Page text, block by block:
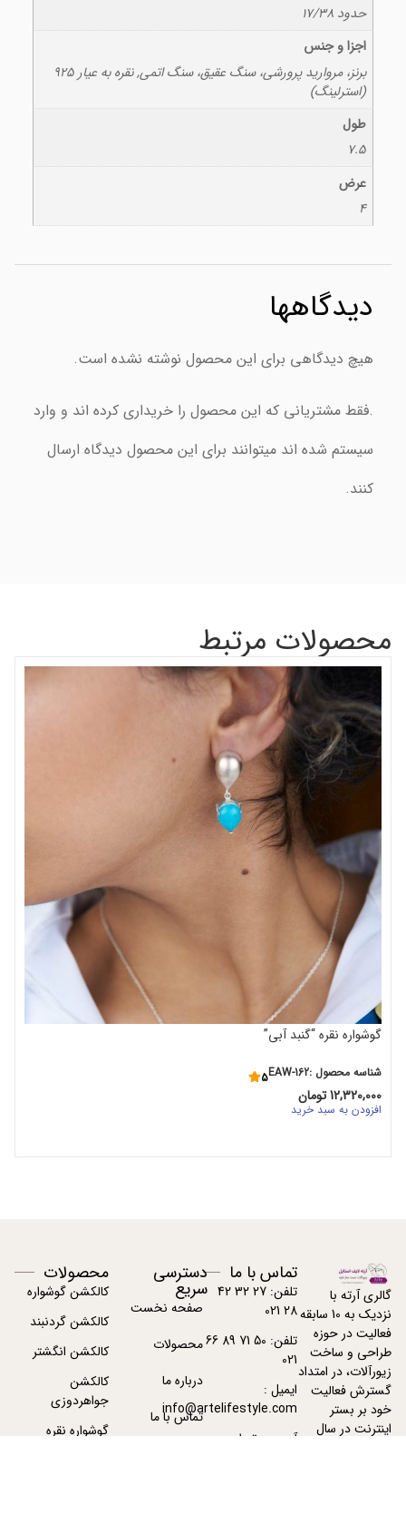
حدود 17/38
اجزا و جنس
برنز، مروارید پرورشی، سنگ عقیق، سنگ اتمی, نقره به عیار 925
(استرلینگ)
طول
7.5
عرض
4
دیدگاهها
هیچ دیدگاهی برای این محصول نوشته نشده است.
.فقط مشتریانی که این محصول را خریداری کرده اند و وارد
سیستم شده اند میتوانند برای این محصول دیدگاه ارسال
کنند.
محصولات مرتبط
گوشواره نقره “گنبد آبی”
شناسه محصول :EAW-162 5
12,320,000تومان
افزودن به سبد خرید
گالری آرته با
نزدیک به 10 سابقه
فعالیت در حوزه
طراحی و ساخت
زیورآلات، در امتداد
گسترش فعالیت
خود بر بستر
اینترنت در سال
تماس با ما
تلفن: 27 32 42
28 021
تلفن: 50 71 89 66
021
ایمیل :
info@artelifestyle.com
آدرس : تهران -
دسترسی
سریع
صفحه نخست
محصولات
درباره ما
تماس با ما
محصولات
کالکشن گوشواره
کالکشن گردنبند
کالکشن انگشتر
کالکشن
جواهردوزی
گوشواره نقره